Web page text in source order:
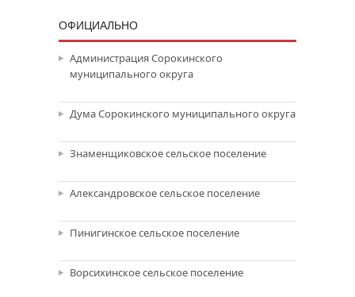
ОФИЦИАЛЬНО
Администрация Сорокинского
муниципального округа
Дума Сорокинского муниципального округа
Знаменщиковское сельское поселение
Александровское сельское поселение
Пинигинское сельское поселение
Ворсихинское сельское поселение